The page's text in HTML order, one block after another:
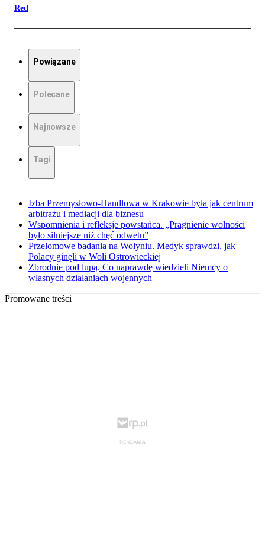
Red
Powiązane
Polecane
Najnowsze
Tagi
Izba Przemysłowo-Handlowa w Krakowie była jak centrum
arbitrażu i mediacji dla biznesu
Wspomnienia i refleksje powstańca. „Pragnienie wolności
było silniejsze niż chęć odwetu”
Przełomowe badania na Wołyniu. Medyk sprawdzi, jak
Polacy ginęli w Woli Ostrowieckiej
Zbrodnie pod lupą. Co naprawdę wiedzieli Niemcy o
własnych działaniach wojennych
Promowane treści